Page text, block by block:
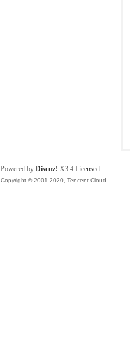
Powered by Discuz! X3.4 Licensed
Copyright © 2001-2020, Tencent Cloud.